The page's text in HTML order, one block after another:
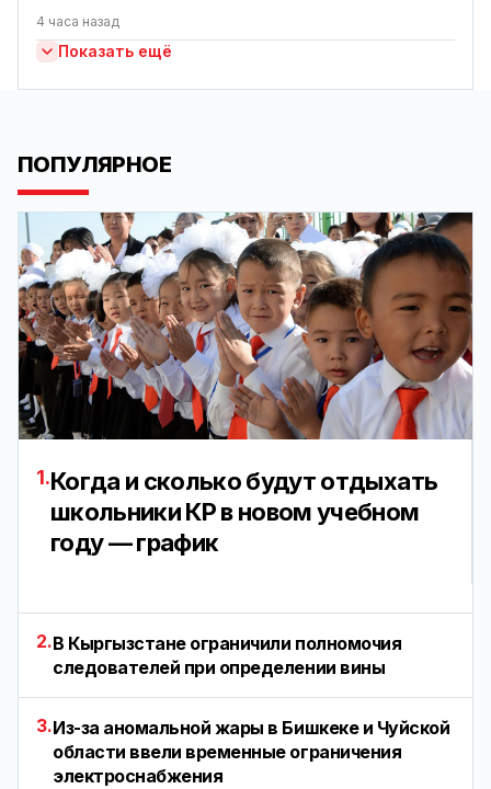
4 часа назад
Показать ещё
ПОПУЛЯРНОЕ
1.Когда и сколько будут отдыхать
школьники КР в новом учебном
году — график
2.В Кыргызстане ограничили полномочия
следователей при определении вины
3.Из-за аномальной жары в Бишкеке и Чуйской
области ввели временные ограничения
электроснабжения